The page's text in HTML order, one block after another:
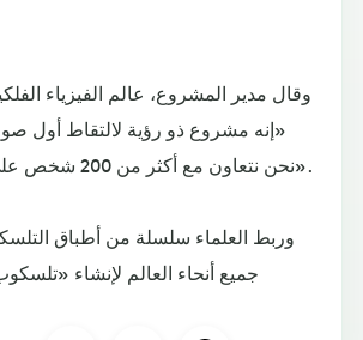
وقال مدير المشروع، عالم الفيزياء
«إنه مشروع ذو رؤية لالتقاط أول
نحن نتعاون مع أكثر من 200 شخص على مستوى العالم».
وربط العلماء سلسلة من أطباق
جميع أنحاء العالم لإنشاء